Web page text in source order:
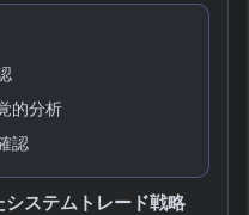
的分析
認
ステムトレード戦略